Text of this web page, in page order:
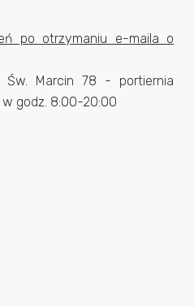
po otrzymaniu e-maila o
Św. Marcin 78 - portiernia
w godz. 8:00-20:00